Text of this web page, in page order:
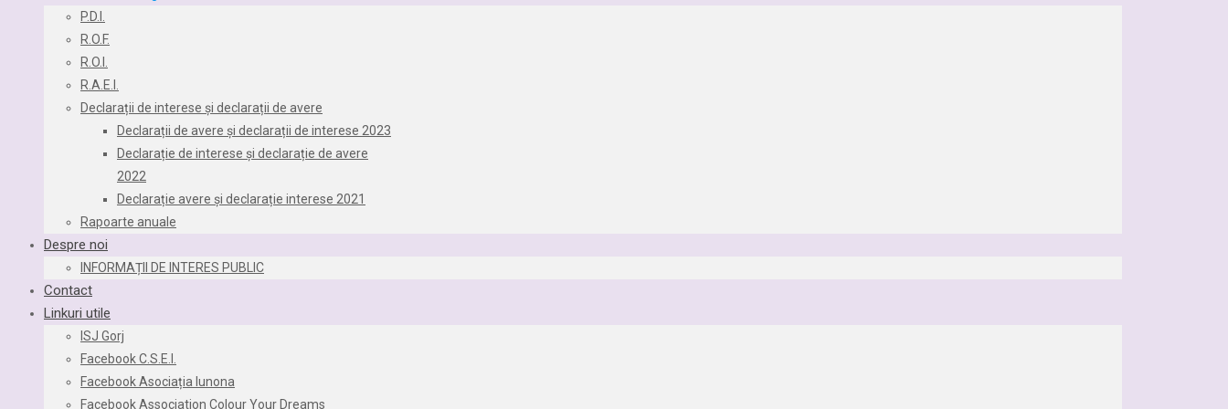
P.D.I.
R.O.F.
R.O.I.
R.A.E.I.
Declarații de interese și declarații de avere
Declarații de avere și declarații de interese 2023
Declarație de interese și declarație de avere
2022
Declarație avere și declarație interese 2021
Rapoarte anuale
Despre noi
INFORMAȚII DE INTERES PUBLIC
Contact
Linkuri utile
ISJ Gorj
Facebook C.S.E.I.
Facebook Asociația Iunona
Facebook Association Colour Your Dreams